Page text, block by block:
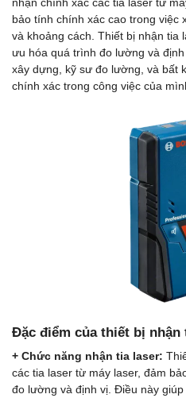
bảo tính chính xác cao trong việc
và khoảng cách. Thiết bị nhận tia
ưu hóa quá trình đo lường và
xây dựng, kỹ sư đo lường, và bất
chính xác trong công việc của
Đặc điểm của thiết bị nhận
+ Chức năng nhận tia laser:
các tia laser từ máy laser, đảm
đo lường và định vị. Điều này